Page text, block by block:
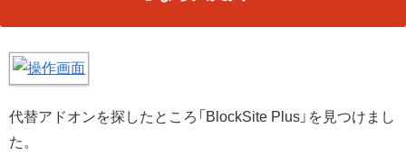
代替アドオンを探したところ「BlockSite Plus」を見つけまし
た。